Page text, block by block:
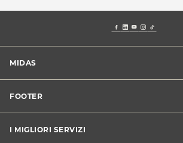
MIDAS
Blog dell'automobilista
Lavora con noi
Chi siamo
FOOTER
Apri un centro in franchising
I MIGLIORI SERVIZI